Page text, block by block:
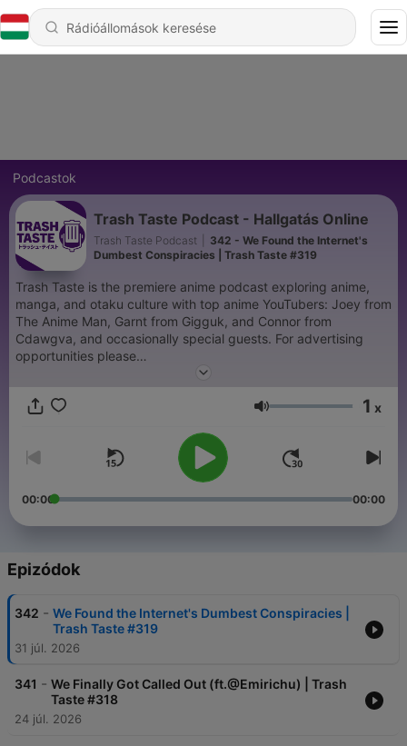
Podcastok
Trash Taste Podcast - Hallgatás Online
Trash Taste Podcast
342 - We Found the Internet's
Dumbest Conspiracies | Trash Taste #319
Trash Taste is the premiere anime podcast exploring anime,
manga, and otaku culture with top anime YouTubers: Joey from
The Anime Man, Garnt from Gigguk, and Connor from
Cdawgva, and occasionally special guests. For advertising
opportunities please
email: PodcastPartnerships@Studio71us.com We wanna make
can: https://bit.ly/2EcYbu4 Privacy
Hangerő 1 x
00:00 00:00
Epizódok
342 - We Found the Internet's Dumbest Conspiracies |
Trash Taste #319
31 júl. 2026
341 - We Finally Got Called Out (ft.@Emirichu) | Trash
Taste #318
24 júl. 2026